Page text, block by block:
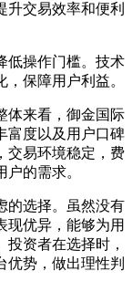
升交易效率和便利
低操作门槛。技术
保障用户利益。
体来看，御金国际
富度以及用户口碑
交易环境稳定，费
的需求。
的选择。虽然没有
现优异，能够为用
资者在选择时，
优势，做出理性判